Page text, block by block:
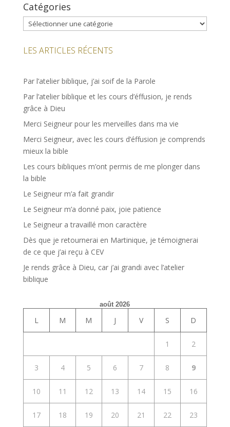
Catégories
Catégories
LES ARTICLES RÉCENTS
Par l’atelier biblique, j’ai soif de la Parole
Par l’atelier biblique et les cours d’éffusion, je rends
grâce à Dieu
Merci Seigneur pour les merveilles dans ma vie
Merci Seigneur, avec les cours d’éffusion je comprends
mieux la bible
Les cours bibliques m’ont permis de me plonger dans
la bible
Le Seigneur m’a fait grandir
Le Seigneur m’a donné paix, joie patience
Le Seigneur a travaillé mon caractère
Dès que je retournerai en Martinique, je témoignerai
de ce que j’ai reçu à CEV
Je rends grâce à Dieu, car j’ai grandi avec l’atelier
biblique
août 2026
L M M J V S D
1 2
3 4 5 6 7 8 9
10 11 12 13 14 15 16
17 18 19 20 21 22 23